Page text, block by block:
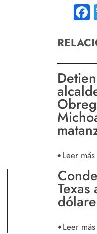
Leer más
Texas
Leer más